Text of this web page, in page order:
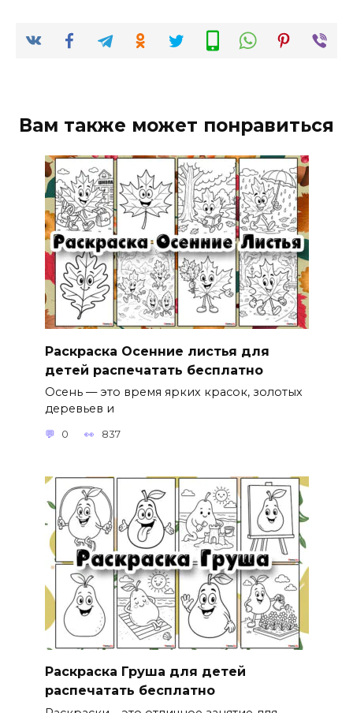
Вам также может понравиться
Раскраска Осенние листья для
детей распечатать бесплатно
Осень — это время ярких красок, золотых
деревьев и
0 837
Раскраска Груша для детей
распечатать бесплатно